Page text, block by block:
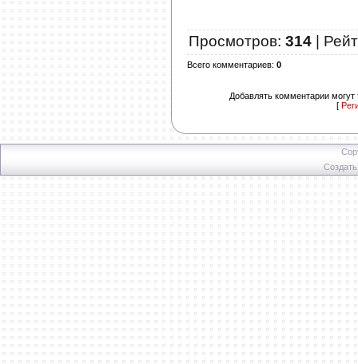
Просмотров: 314 |
Всего комментариев: 0
Добавлять комментарии могут
[